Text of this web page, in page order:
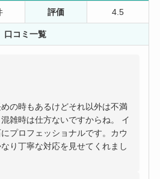
評価 4.5
口コミ一覧
の時もあるけどそれ以外は不満
雑時は仕方ないですからね。 イ
プロフェッショナルです。カウ
り丁寧な対応を見せてくれまし